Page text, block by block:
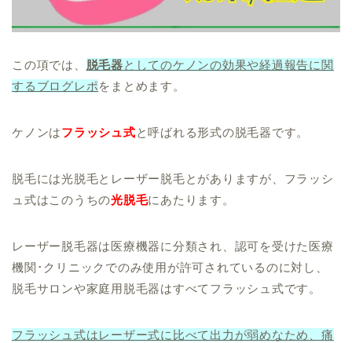
この項では、 脱毛器としてのケノンの効果や経過報告に関
するブログレポをまとめます。
ケノンはフラッシュ式と呼ばれる形式の脱毛器です。
脱毛には光脱毛とレーザー脱毛とがありますが、フラッシ
ュ式はこのうちの光脱毛にあたります。
レーザー脱毛器は医療機器に分類され、認可を受けた医療
機関･クリニックでのみ使用が許可されているのに対し、
脱毛サロンや家庭用脱毛器はすべてフラッシュ式です。
フラッシュ式はレーザー式に比べて出力が弱めなため、痛